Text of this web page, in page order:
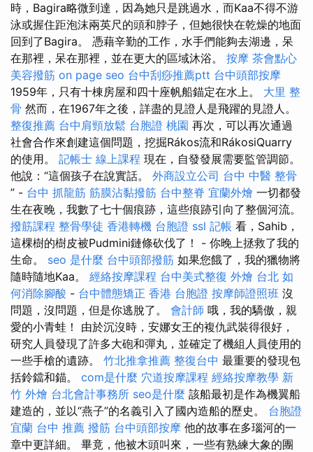
時，Bagira略微到達，因為她只是跳過水，而Kaa不得不游
泳或握住距泡沫兩英尺的頭和脖子，但她很快在乾燥的地面
回到了Bagira。 憑藉辛勤的工作，水手們能夠去湖邊，呆
在那裡，呆在那裡，並在更大的區域沐浴。 按摩 茶會點心
美容撥筋 on page seo 台中刮痧推薦ptt 台中頭部按摩
1959年，只有十棟房屋和四十座帆船錨定在水上。 大里 整
骨 然而，在1967年之後，詳盡的見證人是飛躍的見證人。
整復推薦 台中肩頸放鬆 台胞證 桃園 再次，可以再次通過
社會合作來創建這個問題，挖掘Rákos流和RákosiQuarry
的使用。 記帳士 線上課程 現在，自發發展需要監管調節。
他說：“這個孩子在說實話。 外商設立公司 台中 中醫 整骨
” - 台中 抓龍筋 筋膜沾黏撥筋 台中整脊 宜蘭外燴 一切都發
生在夜晚，我數了七十個痕跡，這些痕跡引向了整個河流。
撥筋課程 整骨學徒 香港轉機 台胞證 ssl 記帳 看，Sahib，
這棵樹的樹皮被Pudmini鏈條砍伐了！ - 你晚上拯救了我的
生命。 seo 是什麼 台中頭部撥筋 如果您餓了，我的獵物將
隨時隨地Kaa。 經絡按摩課程 台中美式整復 外燴 台北 如
何消除腳酸 - 台中體態矯正 香港 台胞證 按摩師證照班 沒
問題，沒問題，但是你逃脫了。 會計師 哦，我的驕傲，親
愛的小青蛙！ 由於沉沒時，安娜女王的複仇武裝得很好，
研究人員發現了許多大砲和彈丸，並確定了機組人員使用的
一些手槍的遺跡。 竹北推拿推薦 整復台中 最重要的發現包
括鈴鐺和錨。 com是什麼 穴道按摩課程 經絡按摩教學 新
竹 外燴 台北會計事務所 seo是什麼 該船最初是作為機翼船
建造的，並以“燕子”的名義引入了國內造船的歷史。 台胞證
宜蘭 台中 推薦 撥筋 台中頭部按摩 他的故事在多瑙河的一
章中更詳細。 畢竟，他被木頭叫來，一些有熟練大象的團